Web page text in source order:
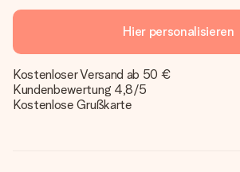
Hier personalisieren
Kostenloser Versand ab 50 €
Kundenbewertung 4,8/5
Kostenlose Grußkarte